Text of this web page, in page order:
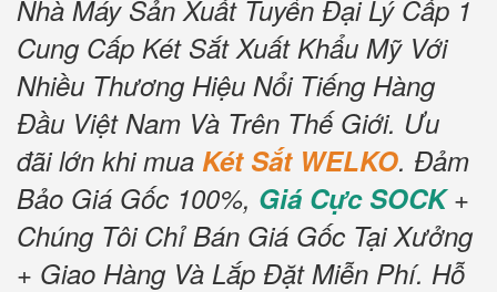
Nhà Máy Sản Xuất Tuyển Đại Lý Cấp 1
Cung Cấp Két Sắt Xuất Khẩu Mỹ Với
Nhiều Thương Hiệu Nổi Tiếng Hàng
Đầu Việt Nam Và Trên Thế Giới. Ưu
đãi lớn khi mua Két Sắt WELKO. Đảm
Bảo Giá Gốc 100%, Giá Cực SOCK+
Chúng Tôi Chỉ Bán Giá Gốc Tại Xưởng
+ Giao Hàng Và Lắp Đặt Miễn Phí. Hỗ